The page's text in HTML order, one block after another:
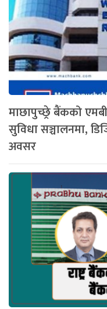
माछापुच्छ्रे बैंकको
सुविधा सञ्चालनमा,
अवसर